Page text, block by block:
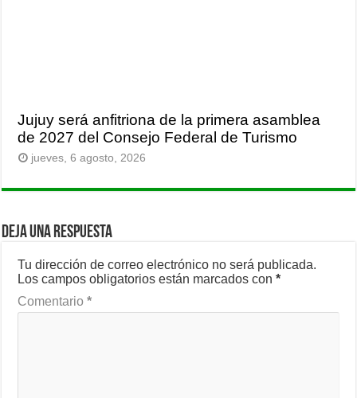
Jujuy será anfitriona de la primera asamblea
de 2027 del Consejo Federal de Turismo
jueves, 6 agosto, 2026
Deja una respuesta
Tu dirección de correo electrónico no será publicada.
Los campos obligatorios están marcados con*
Comentario*